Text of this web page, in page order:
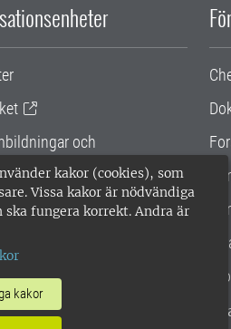
kakor (cookies), som
Vissa kakor är nödvändiga
fungera korrekt. Andra är
kakor
och
verksamhetsstödet
lantbruksuniversitet,